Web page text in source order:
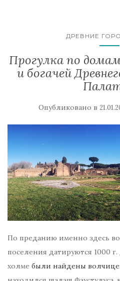
ДРЕВНИЕ
Прогулка по
и богачей
Опубликовано в
По преданию именно здесь
поселения датируются 1000
холме были найдены